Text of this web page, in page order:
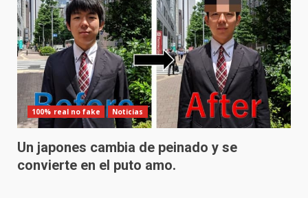
100% real no fake Noticias
Un japones cambia de peinado y se
convierte en el puto amo.